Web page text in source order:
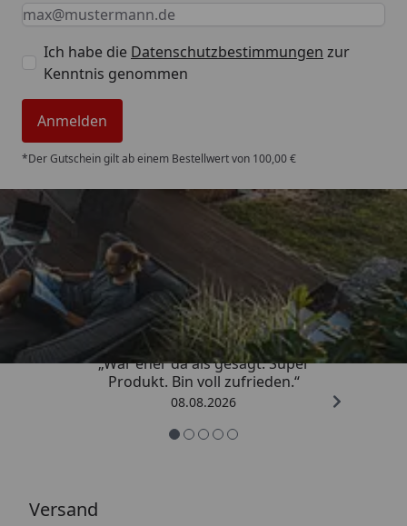
Keine Eingabe erforderlich
Eingabe erforderlich
E-Mail *
Ich habe die Datenschutzbestimmungen zur
Kenntnis genommen
Anmelden
*Der Gutschein gilt ab einem Bestellwert von 100,00 €
Trusted Shops
4,85/ 5
„War eher da als gesagt. Super
Produkt. Bin voll zufrieden.“
08.08.2026
Versand